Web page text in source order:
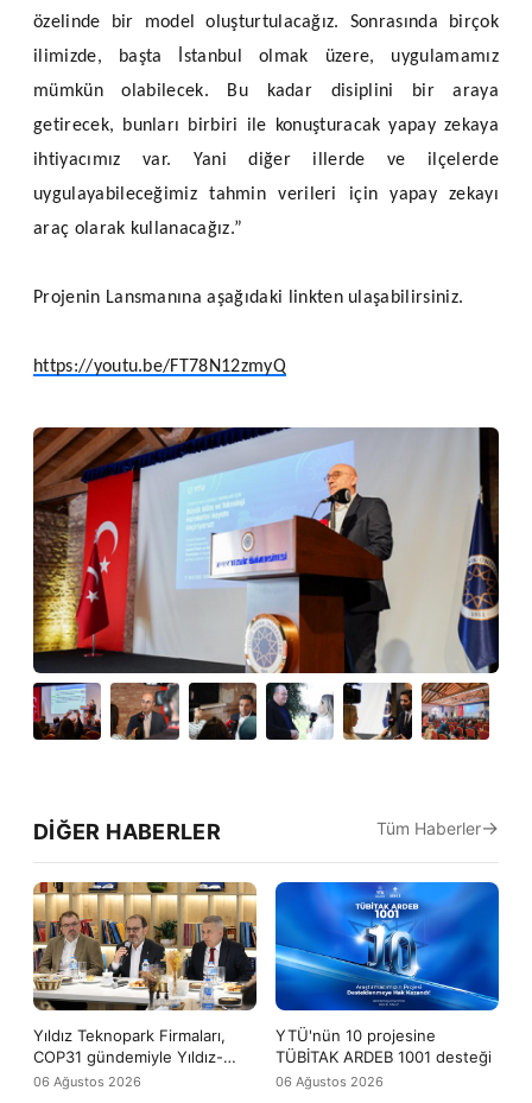
özelinde bir model oluşturtulacağız. Sonrasında birçok
ilimizde, başta İstanbul olmak üzere, uygulamamız
mümkün olabilecek. Bu kadar disiplini bir araya
getirecek, bunları birbiri ile konuşturacak yapay zekaya
ihtiyacımız var. Yani diğer illerde ve ilçelerde
uygulayabileceğimiz tahmin verileri için yapay zekayı
araç olarak kullanacağız.”
Projenin Lansmanına aşağıdaki linkten ulaşabilirsiniz.
https://youtu.be/FT78N12zmyQ
DIĞER HABERLER
Yıldız Teknopark Firmaları,
COP31 gündemiyle Yıldız-
Tech buluşmasında bir araya
06 Ağustos 2026
YTÜ'nün 10 projesine
TÜBİTAK ARDEB 1001 desteği
06 Ağustos 2026
Tüm Haberler